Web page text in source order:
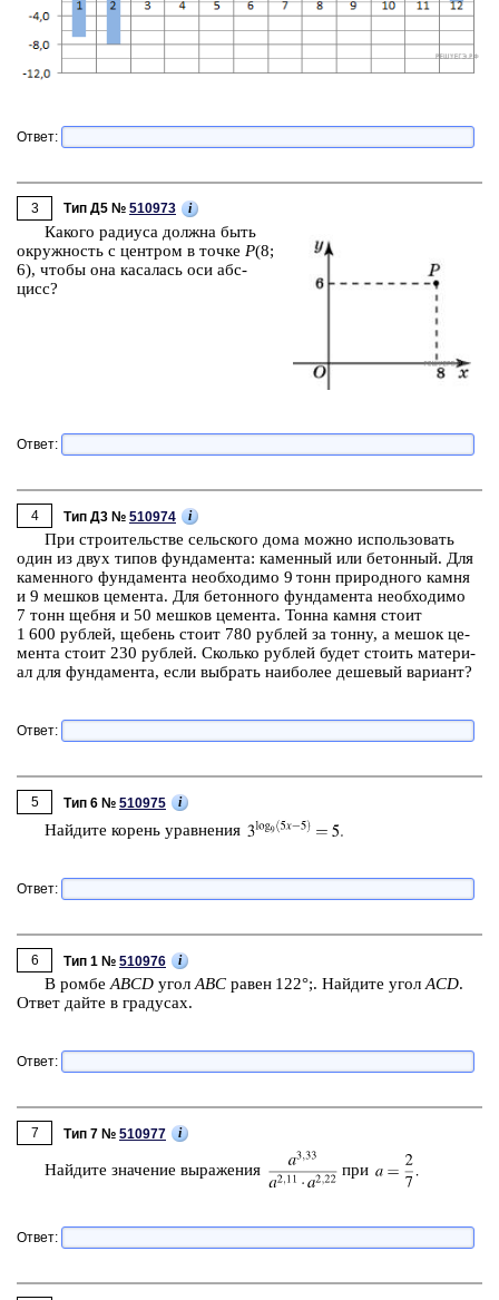
Ответ:
3 Тип Д5 № 510973 i
Ка­ко­го ра­ди­у­са долж­на быть
окруж­ность с цен­тром в точке P(8;
6), чтобы она ка­са­лась оси абс­
цисс?
Ответ:
4 Тип Д3 № 510974 i
При стро­и­тель­стве сель­ско­го дома можно ис­поль­зо­вать
один из двух типов фун­да­мен­та: ка­мен­ный или бе­тон­ный. Для
ка­мен­но­го фун­да­мен­та не­об­хо­ди­мо 9 тонн при­род­но­го камня
и 9 меш­ков це­мен­та. Для бе­тон­но­го фун­да­мен­та не­об­хо­ди­мо
7 тонн щебня и 50 меш­ков це­мен­та. Тонна камня стоит
1 600 руб­лей, ще­бень стоит 780 руб­лей за тонну, а мешок це­
мен­та стоит 230 руб­лей. Сколь­ко руб­лей будет сто­ить ма­те­ри­
ал для фун­да­мен­та, если вы­брать наи­бо­лее де­ше­вый ва­ри­ант?
Ответ:
5 Тип 6 № 510975 i
Най­ди­те ко­рень урав­не­ния
Ответ:
6 Тип 1 № 510976 i
В ромбеABCD уголABC равен 122°;. Най­ди­те уголACD.
Ответ дайте в гра­ду­сах.
Ответ:
7 Тип 7 № 510977 i
Най­ди­те зна­че­ние вы­ра­же­ния при
Ответ: